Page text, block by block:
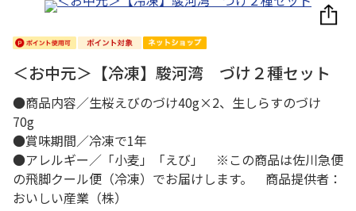
＜お中元＞【冷凍】駿河湾 づけ２種セット
●商品内容／生桜えびのづけ40g×2、生しらすのづけ
70g
●賞味期間／冷凍で1年
●アレルギー／「小麦」「えび」 ※この商品は佐川急便
の飛脚クール便（冷凍）でお届けします。 商品提供者：
おいしい産業（株）